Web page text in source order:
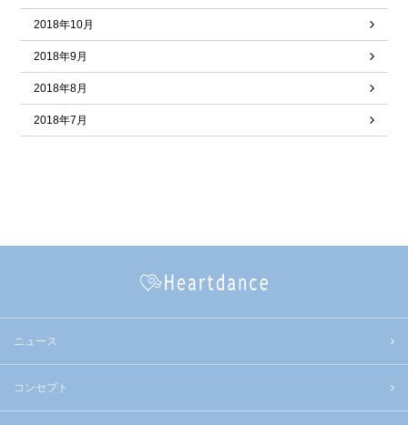
2018年10月
2018年9月
2018年8月
2018年7月
ニュース
コンセプト